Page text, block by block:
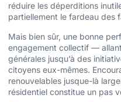
réduire les déperditions
partiellement le fardeau des
Mais bien sûr, une bonne
engagement collectif —
générales jusqu’à des
citoyens eux-mêmes.
renouvelables jusque-là
résidentiel constitue un pas